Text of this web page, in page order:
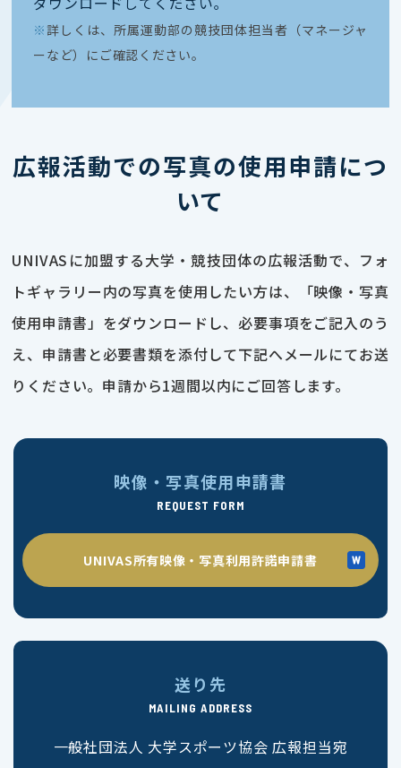
※ 詳しくは、所属運動部の競技団体担当者（マネージャ
ーなど）にご確認ください。
広報活動での写真の使用申請につ
いて
UNIVASに加盟する大学・競技団体の広報活動で、フォ
トギャラリー内の写真を使用したい方は、「映像・写真
使用申請書」をダウンロードし、必要事項をご記入のう
え、申請書と必要書類を添付して下記へメールにてお送
りください。申請から1週間以内にご回答します。
映像・写真使用申請書
REQUEST FORM
UNIVAS所有映像・写真利用許諾申請書
送り先
MAILING ADDRESS
一般社団法人 大学スポーツ協会 広報担当宛